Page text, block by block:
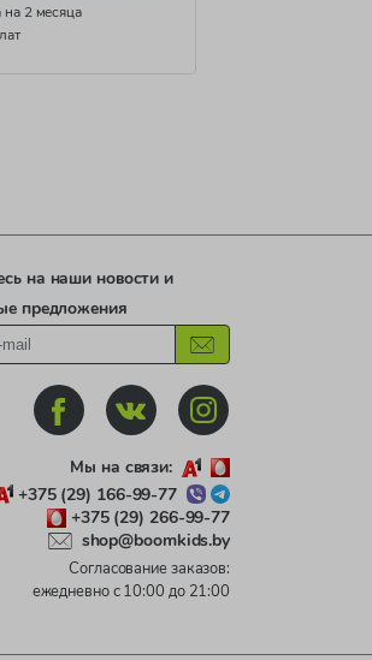
на 2 месяца
на наши новости и
предложения
Мы на связи:
+375 (29) 166-99-77
+375 (29) 266-99-77
shop@boomkids.by
Согласование заказов:
ежедневно с 10:00 до 21:00